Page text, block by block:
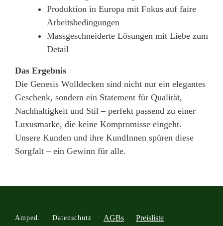
Produktion in Europa mit Fokus auf faire
Arbeitsbedingungen
Massgeschneiderte Lösungen mit Liebe zum
Detail
Das Ergebnis
Die Genesis Wolldecken sind nicht nur ein elegantes
Geschenk, sondern ein Statement für Qualität,
Nachhaltigkeit und Stil – perfekt passend zu einer
Luxusmarke, die keine Kompromisse eingeht.
Unsere Kunden und ihre KundInnen spüren diese
Sorgfalt – ein Gewinn für alle.
Amped. Datenschutz AGBs Preisliste